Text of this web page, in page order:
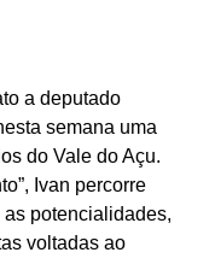
como gestor
um dos pilares de
transição aponta
e
2024, também
em restos a
a deputado
semana uma
do Vale do Açu.
Ivan percorre
potencialidades,
voltadas ao